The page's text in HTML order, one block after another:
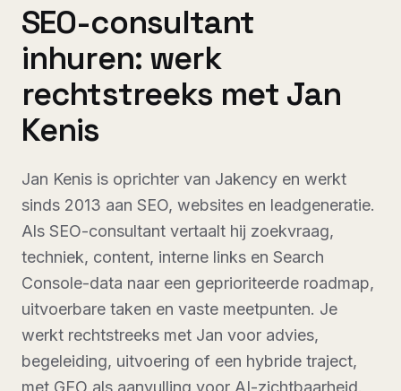
SEO-consultant
inhuren: werk
rechtstreeks met Jan
Kenis
Jan Kenis is oprichter van Jakency en werkt
sinds 2013 aan SEO, websites en leadgeneratie.
Als SEO-consultant vertaalt hij zoekvraag,
techniek, content, interne links en Search
Console-data naar een geprioriteerde roadmap,
uitvoerbare taken en vaste meetpunten. Je
werkt rechtstreeks met Jan voor advies,
begeleiding, uitvoering of een hybride traject,
met GEO als aanvulling voor AI-zichtbaarheid.